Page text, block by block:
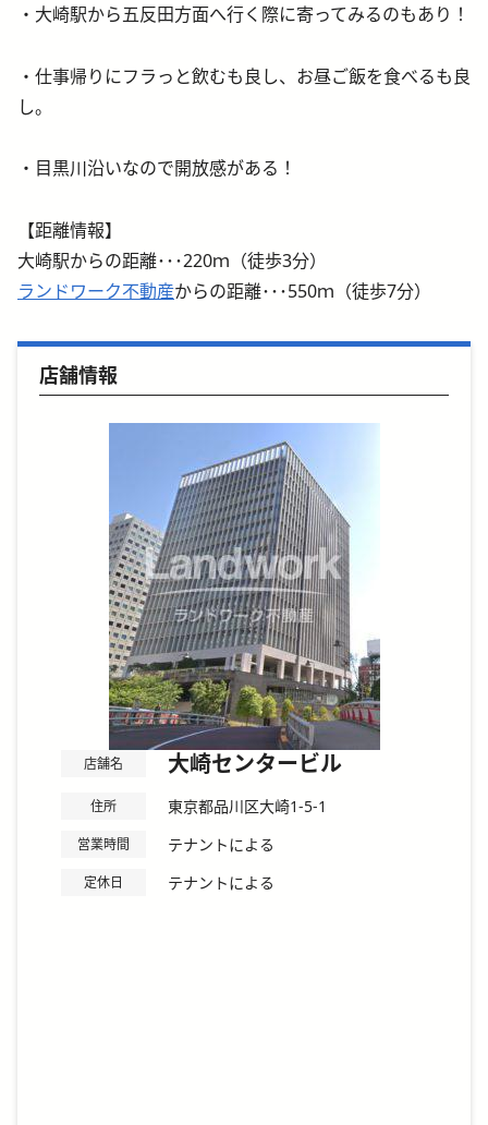
・大崎駅から五反田方面へ行く際に寄ってみるのもあり！
・仕事帰りにフラっと飲むも良し、お昼ご飯を食べるも良
し。
・目黒川沿いなので開放感がある！
【距離情報】
大崎駅からの距離･･･220ｍ（徒歩3分）
ランドワーク不動産からの距離･･･550ｍ（徒歩7分）
店舗情報
店舗名 大崎センタービル
住所 東京都品川区大崎1-5-1
営業時間 テナントによる
定休日 テナントによる